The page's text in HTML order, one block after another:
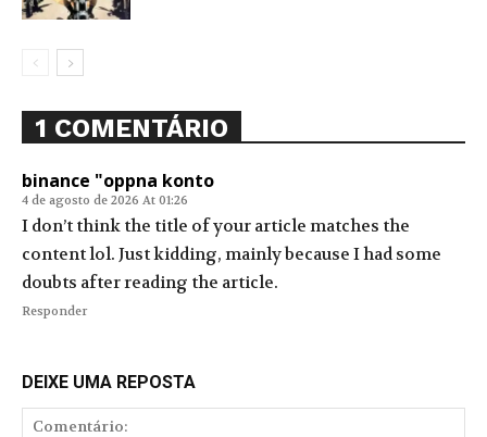
1 COMENTÁRIO
binance "oppna konto
4 de agosto de 2026 At 01:26
I don’t think the title of your article matches the
content lol. Just kidding, mainly because I had some
doubts after reading the article.
Responder
DEIXE UMA REPOSTA